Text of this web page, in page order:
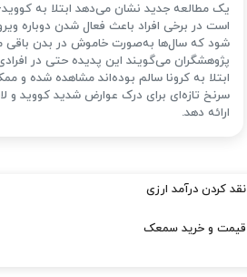
است در برخی افراد باعث فعال شدن دوباره
شود که سال‌ها به‌صورت خاموش در بدن باقی
پژوهشگران می‌گویند این پدیده حتی در
ابتلا به کرونا سالم بوده‌اند مشاهده شده و
سرنخ تازه‌ای برای درک عوارض شدید کووید و
ارائه دهد.
نقد کردن درآمد ارزی
قیمت و خرید سمعک